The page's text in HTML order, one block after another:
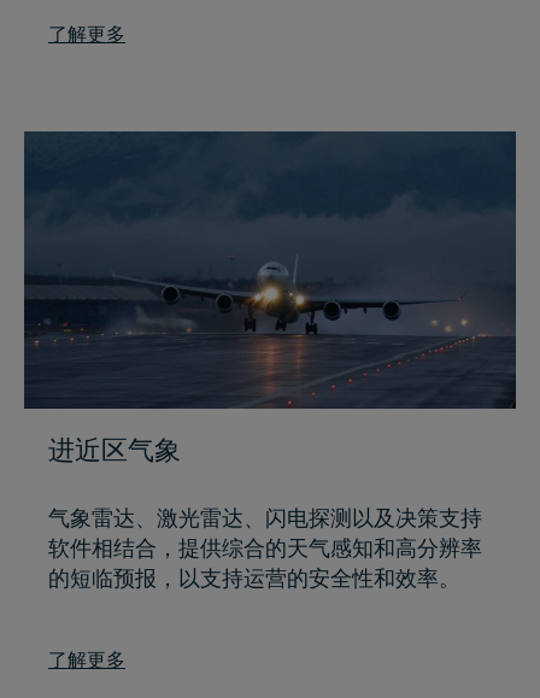
了解更多
进近区气象
气象雷达、激光雷达、闪电探测以及决策支持
软件相结合，提供综合的天气感知和高分辨率
的短临预报，以支持运营的安全性和效率。
了解更多